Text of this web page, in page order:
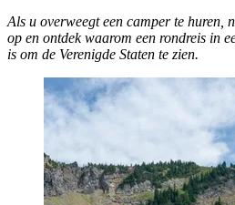
Als u overweegt een camper te huren,
op en ontdek waarom een rondreis in
is om de Verenigde Staten te zien.